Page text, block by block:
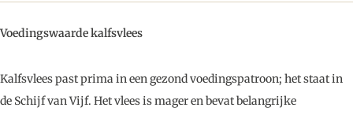
Voedingswaarde kalfsvlees
Kalfsvlees past prima in een gezond voedingspatroon; het staat in
de Schijf van Vijf. Het vlees is mager en bevat belangrijke